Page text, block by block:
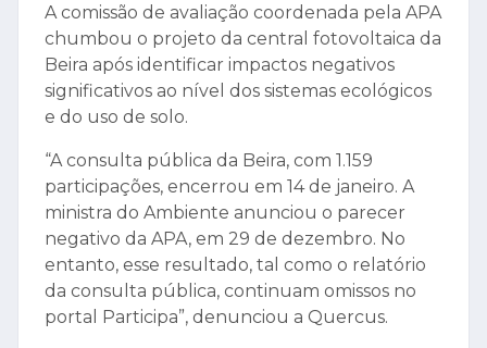
A comissão de avaliação coordenada pela APA
chumbou o projeto da central fotovoltaica da
Beira após identificar impactos negativos
significativos ao nível dos sistemas ecológicos
e do uso de solo.
“A consulta pública da Beira, com 1.159
participações, encerrou em 14 de janeiro. A
ministra do Ambiente anunciou o parecer
negativo da APA, em 29 de dezembro. No
entanto, esse resultado, tal como o relatório
da consulta pública, continuam omissos no
portal Participa”, denunciou a Quercus.